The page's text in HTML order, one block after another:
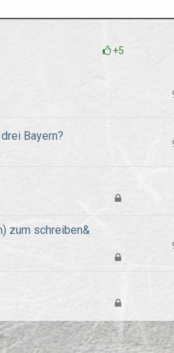
+5
Bayern?
zum schreiben&